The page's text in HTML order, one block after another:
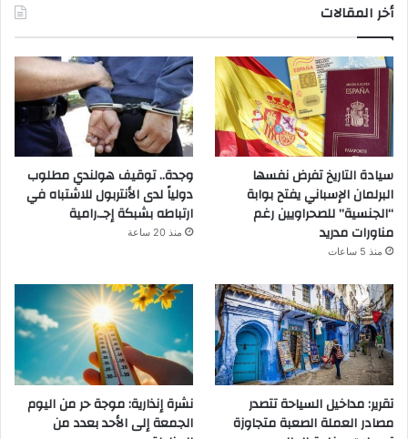
أخر المقالات
سيادة التاريخ تفرض نفسها
البرلمان الإسباني يفتح بوابة
“الجنسية” للصحراويين رغم
مناورات مدريد
منذ 5 ساعات
وجدة.. توقيف هولندي مطلوب
دولياً لدى الأنتربول للاشتباه في
ارتباطه بشبكة إجـ.رامية
منذ 20 ساعة
تقرير: مداخيل السياحة تتصدر
مصادر العملة الصعبة متجاوزة
نشرة إنذارية: موجة حر من اليوم
الجمعة إلى الأحد بعدد من